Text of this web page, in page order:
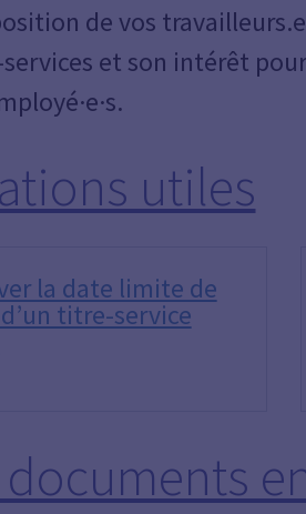
de vos
et son intérêt
utiles
la date limite de
titre-service